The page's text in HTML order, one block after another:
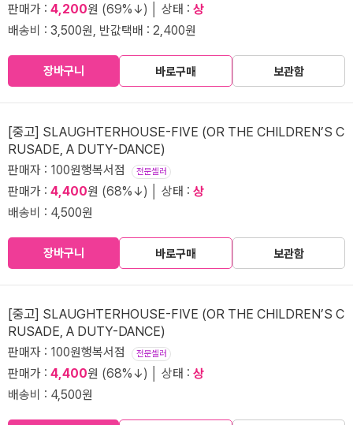
판매가 : 4,200원 (69%↓) │ 상태 : 상
배송비 : 3,500원, 반값택배 : 2,400원
장바구니 바로구매 보관함
[중고] SLAUGHTERHOUSE-FIVE (OR THE CHILDREN’S C
RUSADE, A DUTY-DANCE)
판매자 : 100원행복서점 전문셀러
판매가 : 4,400원 (68%↓) │ 상태 : 상
배송비 : 4,500원
장바구니 바로구매 보관함
[중고] SLAUGHTERHOUSE-FIVE (OR THE CHILDREN’S C
RUSADE, A DUTY-DANCE)
판매자 : 100원행복서점 전문셀러
판매가 : 4,400원 (68%↓) │ 상태 : 상
배송비 : 4,500원